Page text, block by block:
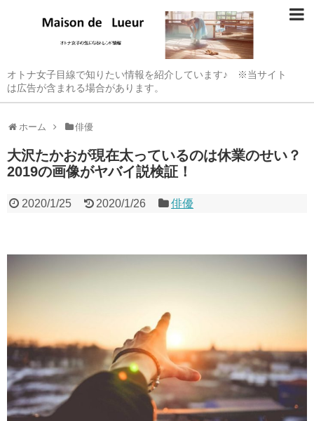
オトナ女子目線で知りたい情報を紹介しています♪ ※当サイト
は広告が含まれる場合があります。
ホーム 俳優
大沢たかおが現在太っているのは休業のせい？
2019の画像がヤバイ説検証！
2020/1/25 2020/1/26 俳優